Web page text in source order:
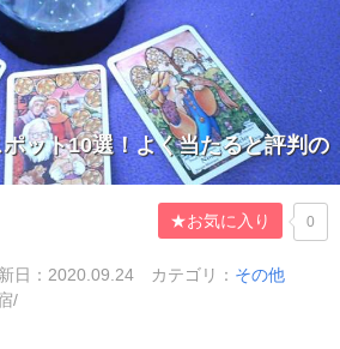
ット10選！よく当たると評判の
★お気に入り 0
日：2020.09.24 カテゴリ： その他
/